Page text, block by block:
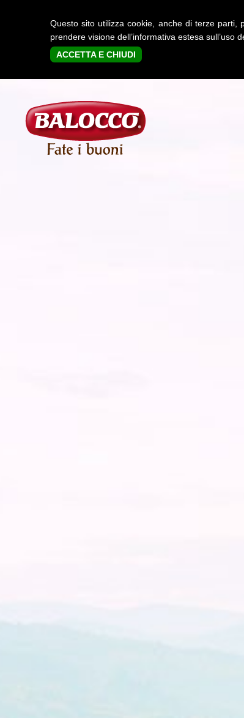
Questo sito utilizza cookie, anche di terze parti,
prendere visione dell’informativa estesa sull’uso
ACCETTA E CHIUDI